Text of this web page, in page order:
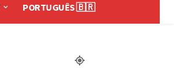
PORTUGUÊS 🇧🇷